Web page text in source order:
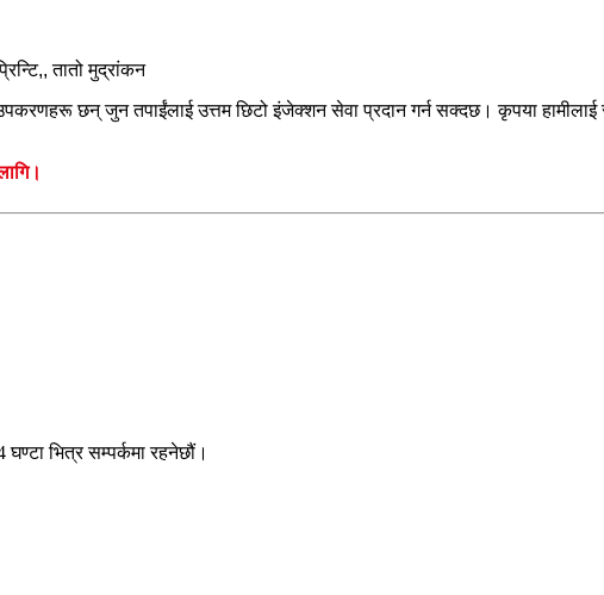
तातो मुद्रांकन
छन् जुन तपाईंलाई उत्तम छिटो इंजेक्शन सेवा प्रदान गर्न सक्दछ। कृपया हामीलाई
भित्र सम्पर्कमा रहनेछौं।